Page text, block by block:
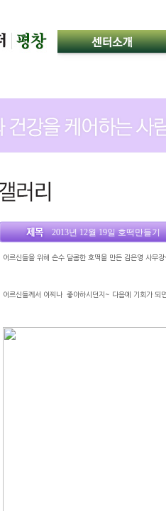
2013년 12월 19일 호떡만들기
어르신들을 위해 손수 달콤한 호떡을 만든 김은영 사무
어르신들께서 어찌나 좋아하시던지~ 다음에 기회가